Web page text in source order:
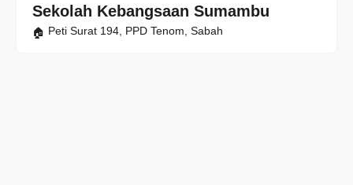
Sekolah Kebangsaan Sumambu
Peti Surat 194, PPD Tenom, Sabah